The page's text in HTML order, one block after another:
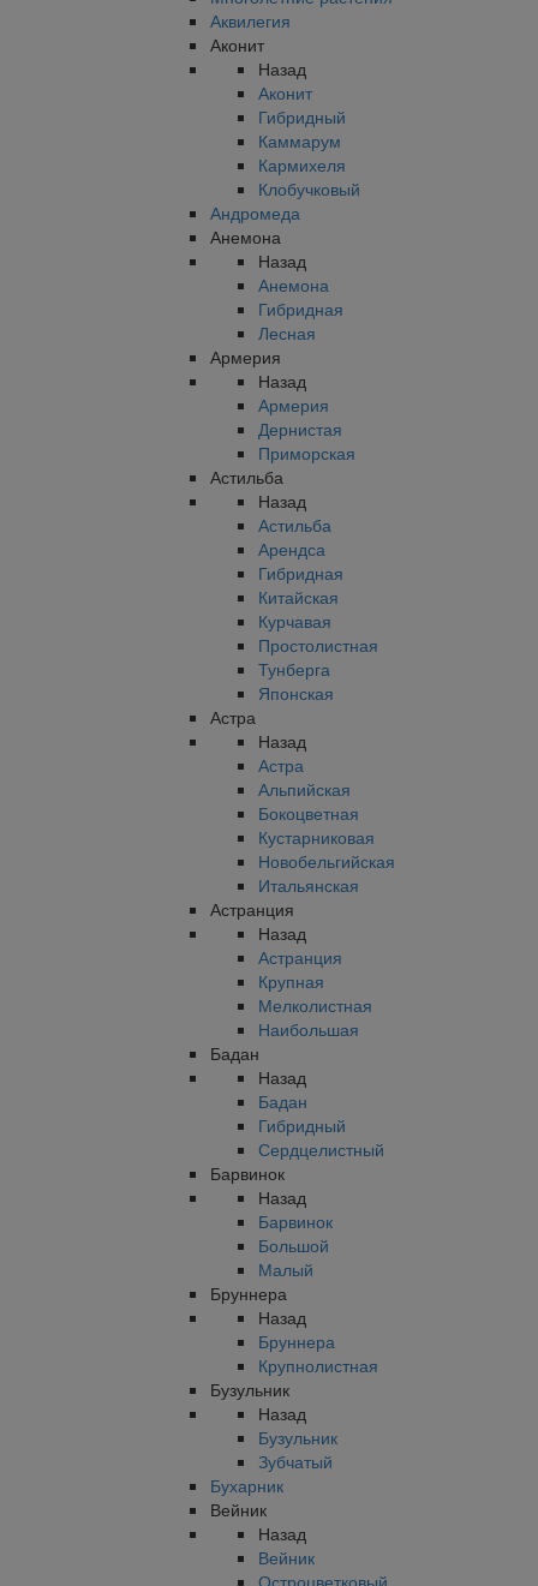
Аквилегия
Аконит
Назад
Аконит
Гибридный
Каммарум
Кармихеля
Клобучковый
Андромеда
Анемона
Назад
Анемона
Гибридная
Лесная
Армерия
Назад
Армерия
Дернистая
Приморская
Астильба
Назад
Астильба
Арендса
Гибридная
Китайская
Курчавая
Простолистная
Тунберга
Японская
Астра
Назад
Астра
Альпийская
Бокоцветная
Кустарниковая
Новобельгийская
Итальянская
Астранция
Назад
Астранция
Крупная
Мелколистная
Наибольшая
Бадан
Назад
Бадан
Гибридный
Сердцелистный
Барвинок
Назад
Барвинок
Большой
Малый
Бруннера
Назад
Бруннера
Крупнолистная
Бузульник
Назад
Бузульник
Зубчатый
Бухарник
Вейник
Назад
Вейник
Остроцветковый